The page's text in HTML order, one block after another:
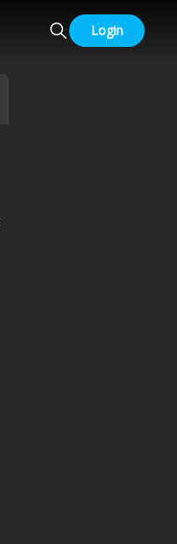
Login